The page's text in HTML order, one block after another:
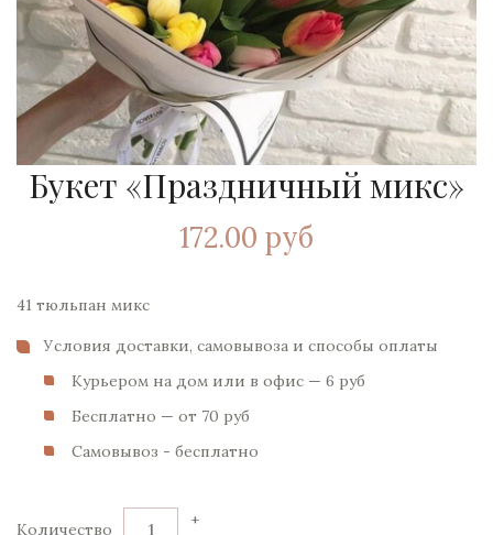
Букет «Праздничный микс»
172.00 руб
41 тюльпан микс
Условия доставки, самовывоза и способы оплаты
Курьером на дом или в офис — 6 pуб
Бесплатно — от 70 pуб
Самовывоз - бесплатно
Количество +